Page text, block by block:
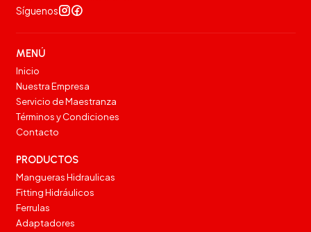
Síguenos
MENÚ
Inicio
Nuestra Empresa
Servicio de Maestranza
Términos y Condiciones
Contacto
PRODUCTOS
Mangueras Hidraulicas
Fitting Hidráulicos
Ferrulas
Adaptadores